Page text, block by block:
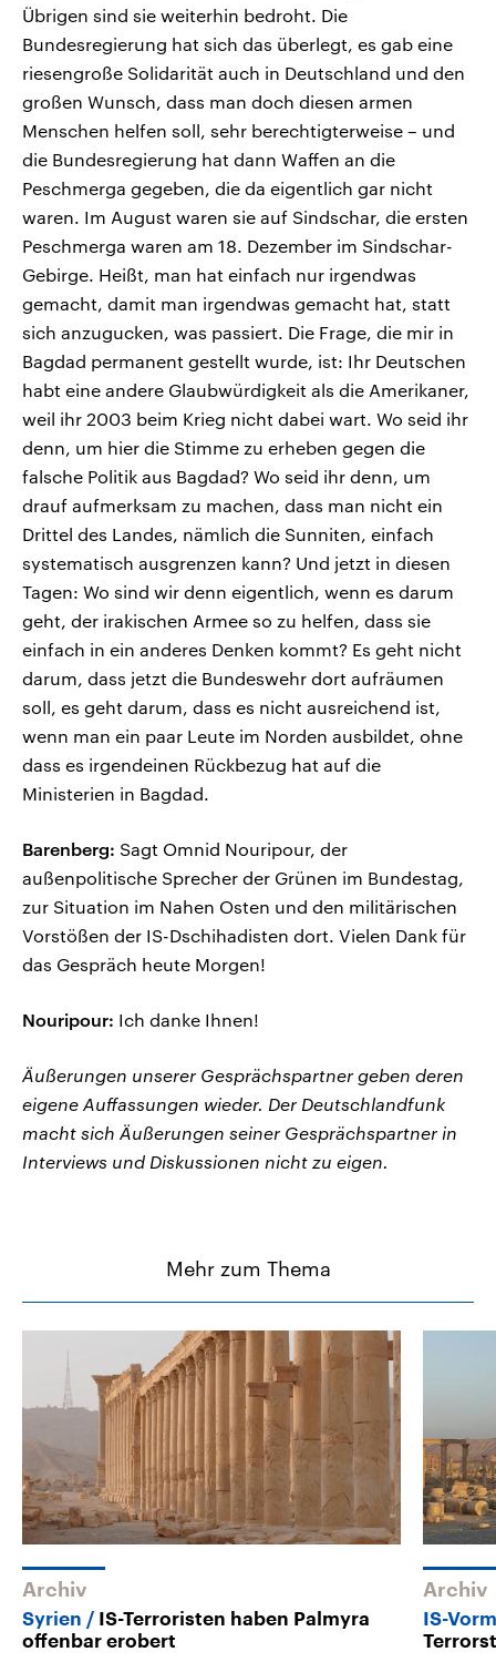
Übrigen sind sie weiterhin bedroht. Die
Bundesregierung hat sich das überlegt, es gab eine
riesengroße Solidarität auch in Deutschland und den
großen Wunsch, dass man doch diesen armen
Menschen helfen soll, sehr berechtigterweise – und
die Bundesregierung hat dann Waffen an die
Peschmerga gegeben, die da eigentlich gar nicht
waren. Im August waren sie auf Sindschar, die ersten
Peschmerga waren am 18. Dezember im Sindschar-
Gebirge. Heißt, man hat einfach nur irgendwas
gemacht, damit man irgendwas gemacht hat, statt
sich anzugucken, was passiert. Die Frage, die mir in
Bagdad permanent gestellt wurde, ist: Ihr Deutschen
habt eine andere Glaubwürdigkeit als die Amerikaner,
weil ihr 2003 beim Krieg nicht dabei wart. Wo seid ihr
denn, um hier die Stimme zu erheben gegen die
falsche Politik aus Bagdad? Wo seid ihr denn, um
drauf aufmerksam zu machen, dass man nicht ein
Drittel des Landes, nämlich die Sunniten, einfach
systematisch ausgrenzen kann? Und jetzt in diesen
Tagen: Wo sind wir denn eigentlich, wenn es darum
geht, der irakischen Armee so zu helfen, dass sie
einfach in ein anderes Denken kommt? Es geht nicht
darum, dass jetzt die Bundeswehr dort aufräumen
soll, es geht darum, dass es nicht ausreichend ist,
wenn man ein paar Leute im Norden ausbildet, ohne
dass es irgendeinen Rückbezug hat auf die
Ministerien in Bagdad.
Barenberg: Sagt Omnid Nouripour, der
außenpolitische Sprecher der Grünen im Bundestag,
zur Situation im Nahen Osten und den militärischen
Vorstößen der IS-Dschihadisten dort. Vielen Dank für
das Gespräch heute Morgen!
Nouripour: Ich danke Ihnen!
Äußerungen unserer Gesprächspartner geben deren
eigene Auffassungen wieder. Der Deutschlandfunk
macht sich Äußerungen seiner Gesprächspartner in
Interviews und Diskussionen nicht zu eigen.
Mehr zum Thema
Archiv
Syrien
IS-Terroristen haben Palmyra
offenbar erobert
Archiv
IS-